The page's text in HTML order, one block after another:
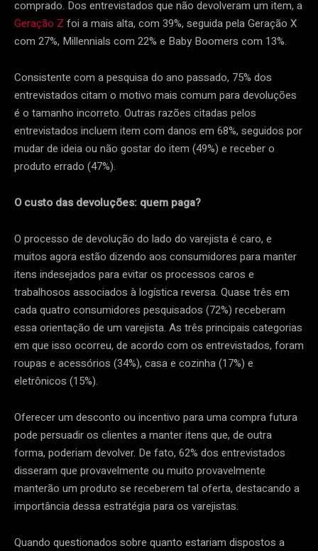
comprado. Dos entrevistados que não devolveram um item, a
Geração Z foi a mais alta, com 39%, seguida pela Geração X
com 27%, Millennials com 22% e Baby Boomers com 13%.
Consistente com a pesquisa do ano passado, 75% dos
entrevistados citam o motivo mais comum para devoluções
é o tamanho incorreto. Outras razões citadas pelos
entrevistados incluem item com danos em 68%, seguidos por
mudar de ideia ou não gostar do item (49%) e receber o
produto errado (47%).
O custo das devoluções: quem paga?
O processo de devolução do lado do varejista é caro, e
muitos agora estão dizendo aos consumidores para manter
itens indesejados para evitar os processos caros e
trabalhosos associados à logística reversa. Quase três em
cada quatro consumidores pesquisados (72%) receberam
essa orientação de um varejista. As três principais categorias
em que isso ocorreu, de acordo com os entrevistados, foram
roupas e acessórios (34%), casa e cozinha (17%) e
eletrônicos (15%).
Oferecer um desconto ou incentivo para uma compra futura
pode persuadir os clientes a manter itens que, de outra
forma, poderiam devolver. De fato, 62% dos entrevistados
disseram que provavelmente ou muito provavelmente
manterão um produto se receberem tal oferta, destacando a
importância dessa estratégia para os varejistas.
Quando questionados sobre quanto estariam dispostos a